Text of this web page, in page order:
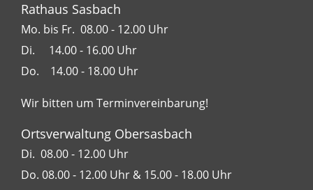
Rathaus Sasbach
Mo. bis Fr. 08.00 - 12.00 Uhr
Di. 14.00 - 16.00 Uhr
Do. 14.00 - 18.00 Uhr
Wir bitten um Terminvereinbarung!
Ortsverwaltung Obersasbach
Di. 08.00 - 12.00 Uhr
Do. 08.00 - 12.00 Uhr & 15.00 - 18.00 Uhr